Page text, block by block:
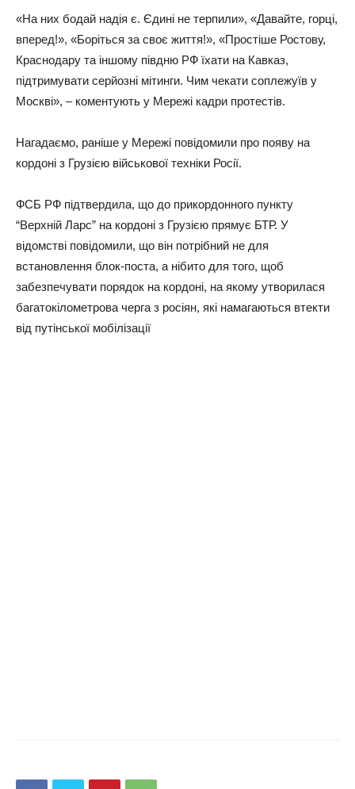
«На них бодай надія є. Єдині не терпили», «Давайте, горці,
вперед!», «Боріться за своє життя!», «Простіше Ростову,
Краснодару та іншому півдню РФ їхати на Кавказ,
підтримувати серйозні мітинги. Чим чекати соплежуїв у
Москві», – коментують у Мережі кадри протестів.
Нагадаємо, раніше у Мережі повідомили про появу на
кордоні з Грузією військової техніки Росії.
ФСБ РФ підтвердила, що до прикордонного пункту
“Верхній Ларс” на кордоні з Грузією прямує БТР. У
відомстві повідомили, що він потрібний не для
встановлення блок-поста, а нібито для того, щоб
забезпечувати порядок на кордоні, на якому утворилася
багатокілометрова черга з росіян, які намагаються втекти
від путінської мобілізації